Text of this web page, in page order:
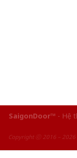
SaigonDoor™ - Hệ
Copyright ⓒ 2016 –